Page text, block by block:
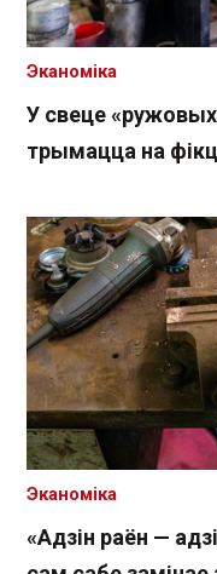
У свеце
трымацца на
Эканоміка
«Адзін раён —
Эканоміка